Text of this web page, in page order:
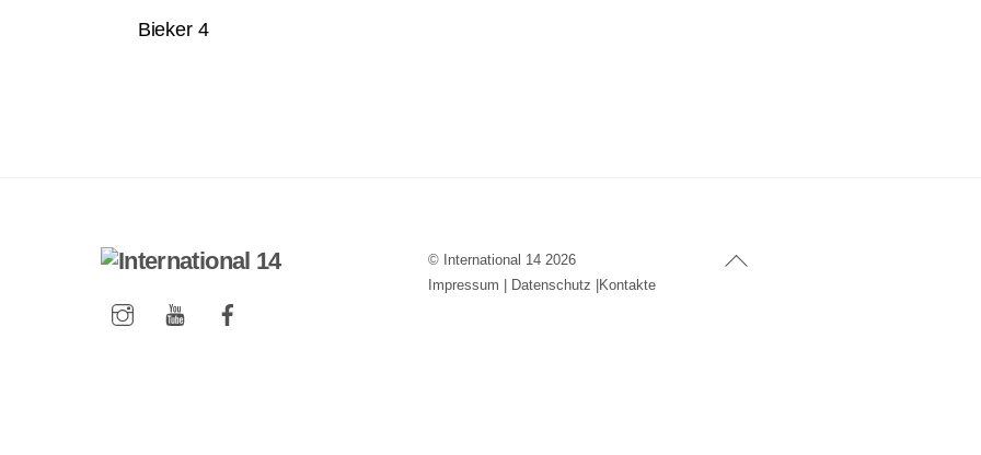
Bieker 4
Back
InstagramYouTube
© International 14 2026
Impressum
Datenschutz Kontakte